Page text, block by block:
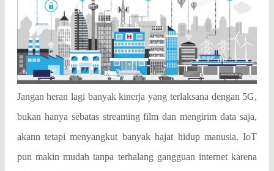
Jangan heran lagi banyak kinerja yang terlaksana dengan 5G,
bukan hanya sebatas streaming film dan mengirim data saja,
akann tetapi menyangkut banyak hajat hidup manusia. IoT
pun makin mudah tanpa terhalang gangguan internet karena